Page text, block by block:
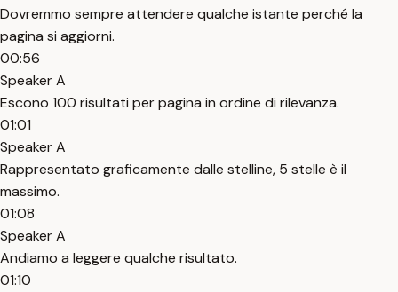
Dovremmo sempre attendere qualche istante perché la
pagina si aggiorni.
00:56
Speaker A
Escono 100 risultati per pagina in ordine di rilevanza.
01:01
Speaker A
Rappresentato graficamente dalle stelline, 5 stelle è il
massimo.
01:08
Speaker A
Andiamo a leggere qualche risultato.
01:10